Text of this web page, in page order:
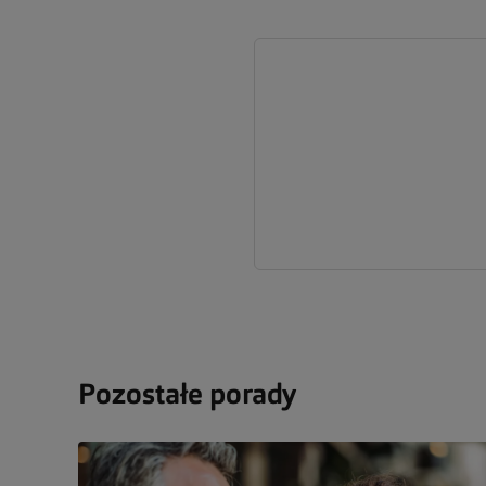
Pozostałe porady